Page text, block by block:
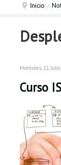
Inicio /
Miércoles, 11
Curso